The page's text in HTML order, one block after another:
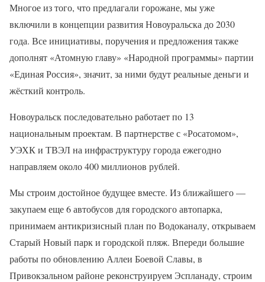
Многое из того, что предлагали горожане, мы уже
включили в концепции развития Новоуральска до 2030
года. Все инициативы, поручения и предложения также
дополнят «Атомную главу» «Народной программы» партии
«Единая Россия», значит, за ними будут реальные деньги и
жёсткий контроль.
Новоуральск последовательно работает по 13
национальным проектам. В партнерстве с «Росатомом»,
УЭХК и ТВЭЛ на инфраструктуру города ежегодно
направляем около 400 миллионов рублей.
Мы строим достойное будущее вместе. Из ближайшего —
закупаем еще 6 автобусов для городского автопарка,
принимаем антикризисный план по Водоканалу, открываем
Старый Новый парк и городской пляж. Впереди большие
работы по обновлению Аллеи Боевой Славы, в
Привокзальном районе реконструируем Эспланаду, строим